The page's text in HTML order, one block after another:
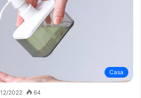
Casa
2022 64